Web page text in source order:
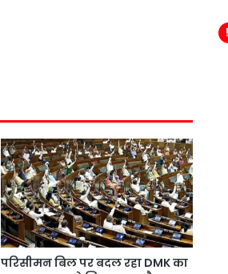
परिसीमन बिल पर बदल रहा DMK का